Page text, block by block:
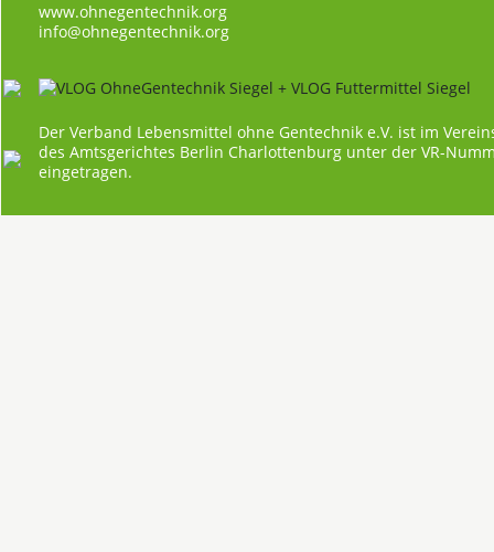
www.ohnegentechnik.org
info@ohnegentechnik.org
Der Verband Lebensmittel ohne Gentechnik e.V. ist im
des Amtsgerichtes Berlin Charlottenburg unter der VR-
eingetragen.